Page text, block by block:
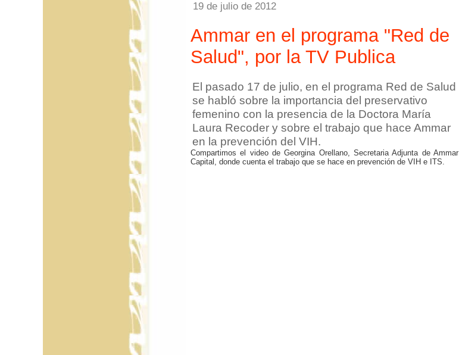
19 de julio de 2012
Ammar en el programa "Red de
Salud", por la TV Publica
El pasado 17 de julio, en el programa Red de Salud
se habló sobre la importancia del preservativo
femenino con la presencia de la Doctora María
Laura Recoder y sobre el trabajo que hace Ammar
en la prevención del VIH.
Compartimos el video de Georgina Orellano, Secretaria Adjunta de Ammar
Capital, donde cuenta el trabajo que se hace en prevención de VIH e ITS.